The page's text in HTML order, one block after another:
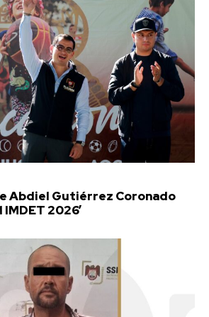
Abdiel Gutiérrez Coronado
IMDET 2026’